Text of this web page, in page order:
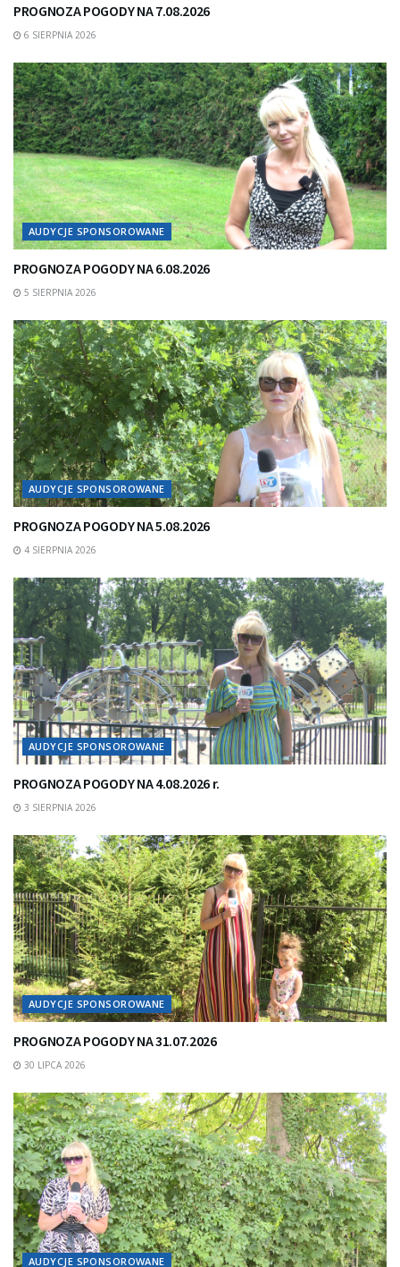
PROGNOZA POGODY NA 7.08.2026
6 SIERPNIA 2026
AUDYCJE SPONSOROWANE
PROGNOZA POGODY NA 6.08.2026
5 SIERPNIA 2026
AUDYCJE SPONSOROWANE
PROGNOZA POGODY NA 5.08.2026
4 SIERPNIA 2026
AUDYCJE SPONSOROWANE
PROGNOZA POGODY NA 4.08.2026 r.
3 SIERPNIA 2026
AUDYCJE SPONSOROWANE
PROGNOZA POGODY NA 31.07.2026
30 LIPCA 2026
AUDYCJE SPONSOROWANE